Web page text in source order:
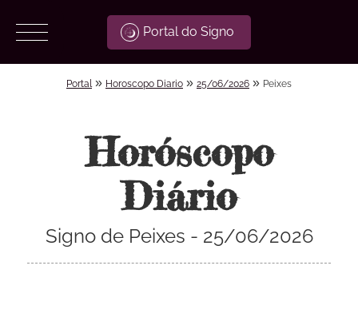
Portal do Signo
Portal » Horoscopo Diario » 25/06/2026 » Peixes
Horóscopo
Diário
Signo de Peixes - 25/06/2026